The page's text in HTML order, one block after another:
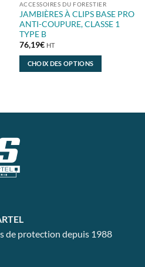
ACCESSOIRES DU FORESTIER
JAMBIÈRES À CLIPS BASE PRO
ANTI-COUPURE, CLASSE 1
TYPE B
76,19€ HT
CHOIX DES OPTIONS
plusieurs
Les
peuvent
page
du
de protection depuis 1988